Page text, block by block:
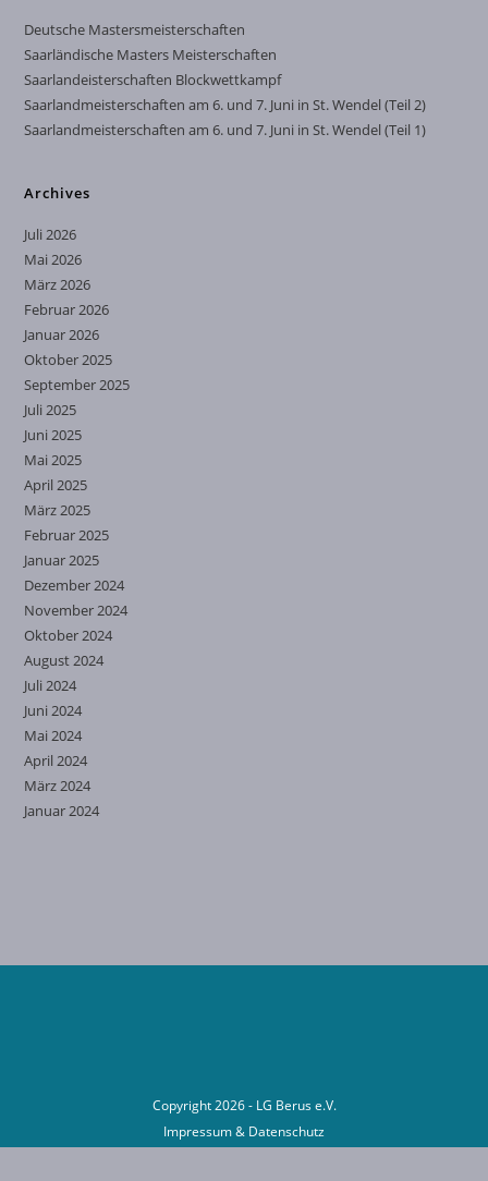
Deutsche Mastersmeisterschaften
Saarländische Masters Meisterschaften
Saarlandeisterschaften Blockwettkampf
Saarlandmeisterschaften am 6. und 7. Juni in St. Wendel (Teil 2)
Saarlandmeisterschaften am 6. und 7. Juni in St. Wendel (Teil 1)
Archives
Juli 2026
Mai 2026
März 2026
Februar 2026
Januar 2026
Oktober 2025
September 2025
Juli 2025
Juni 2025
Mai 2025
April 2025
März 2025
Februar 2025
Januar 2025
Dezember 2024
November 2024
Oktober 2024
August 2024
Juli 2024
Juni 2024
Mai 2024
April 2024
März 2024
Januar 2024
Copyright 2026 - LG Berus e.V.
Impressum& Datenschutz